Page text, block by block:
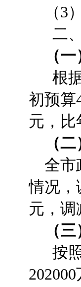
（3
二、
（一
根据
初预算
元，比
（二
全市
情况，
元，调
（三
按照